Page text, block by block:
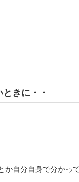
きに・・
か自分自身で分かっ